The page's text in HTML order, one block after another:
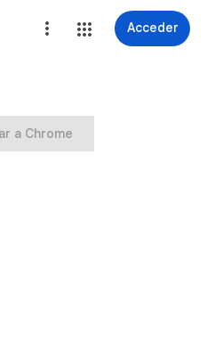
Acceder
a Chrome